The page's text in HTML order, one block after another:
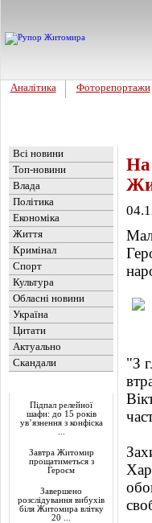
Аналітика Фоторепортажи
Всі новини
Топ-новини
Влада
Політика
Економіка
Життя
Кримінал
Спорт
Культура
Обласні новини
Україна
Цитати
Актуально
Скандали
Підпал релейної
шафи: до 15 років
ув’язнення з конфіска
Завтра Житомир
прощатиметься з
Героєм
Завершено
розслідування вибухів
біля Житомира влітку
20 ...
На
"З